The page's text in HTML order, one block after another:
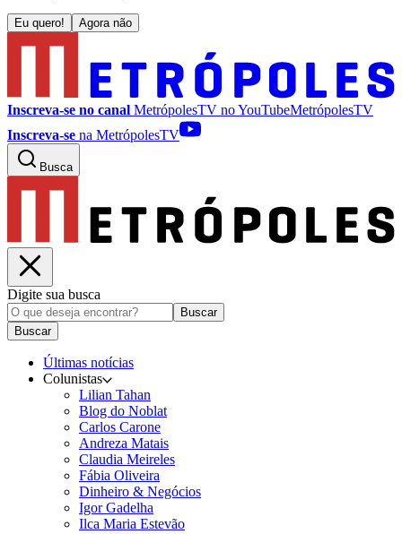
Eu quero! Agora não
Inscreva-se no canal MetrópolesTV noYouTubeMetrópolesTV
Inscreva-se na MetrópolesTV
Busca
Digite sua busca
Buscar
Buscar
Últimas notícias
Colunistas
Lilian Tahan
Blog do Noblat
Carlos Carone
Andreza Matais
Claudia Meireles
Fábia Oliveira
Dinheiro & Negócios
Igor Gadelha
Ilca Maria Estevão